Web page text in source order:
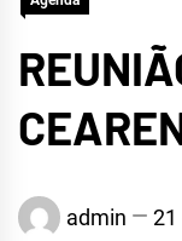
admin 21